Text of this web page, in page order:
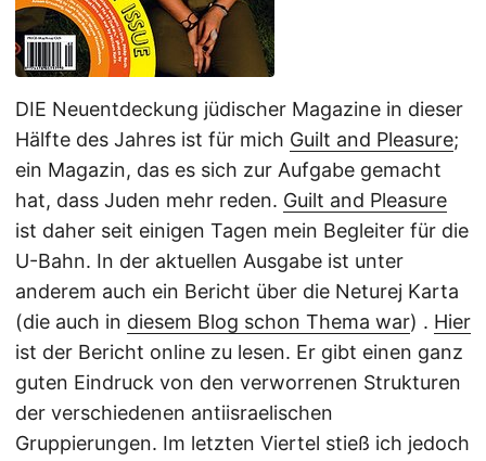
DIE Neuentdeckung jüdischer Magazine in dieser
Hälfte des Jahres ist für mich  Guilt and Pleasure;
ein Magazin, das es sich zur Aufgabe gemacht
hat, dass Juden mehr reden.  Guilt and Pleasure
ist daher seit einigen Tagen mein Begleiter für die
U-Bahn. In der aktuellen Ausgabe ist unter
anderem auch ein Bericht über die Neturej Karta
(die auch in diesem Blog schon Thema war) . Hier
ist der Bericht online zu lesen. Er gibt einen ganz
guten Eindruck von den verworrenen Strukturen
der verschiedenen antiisraelischen
Gruppierungen. Im letzten Viertel stieß ich jedoch